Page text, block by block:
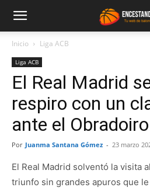
Inicio Liga ACB
Liga ACB
El Real Madrid
respiro con un
ante el
Por Juanma Santana Gómez - 23 marzo
El Real Madrid solventó la visita
triunfo sin grandes apuros que